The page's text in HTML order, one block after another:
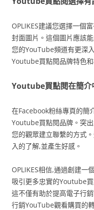
OPLIKES建議您選擇一個
封面圖片。這個圖片應該
您的YouTube頻道有更深
Youtube買點閱品牌特色
Youtube買點閱在簡介
在Facebook粉絲專頁的簡
Youtube買點閱品牌。突
您的觀眾建立聯繫的方式
入的了解,並產生好感。
OPLIKES相信,通過創建一
吸引更多忠實的Youtube
這不僅有助於提高電子行
行銷YouTube觀看購買的